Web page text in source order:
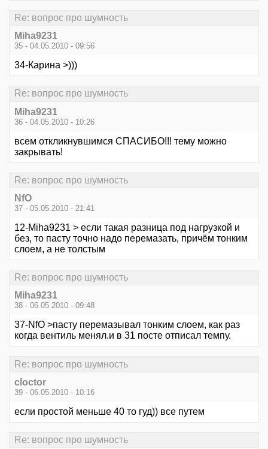
Re: вопрос про шумность
Miha9231
35 - 04.05.2010 - 09:56
34-Карина >)))
Re: вопрос про шумность
Miha9231
36 - 04.05.2010 - 10:26
всем откликнувшимся СПАСИБО!!! тему можно
закрывать!
Re: вопрос про шумность
NfO
37 - 05.05.2010 - 21:41
12-Miha9231 > если такая разница под нагрузкой и
без, то пасту точно надо перемазать, причём тонким
слоем, а не толстым
Re: вопрос про шумность
Miha9231
38 - 06.05.2010 - 09:48
37-NfO >пасту перемазывал тонким слоем, как раз
когда вентиль менял.и в 31 посте отписал темпу.
Re: вопрос про шумность
cloctor
39 - 06.05.2010 - 10:16
если простой меньше 40 то гуд)) все путем
Re: вопрос про шумность